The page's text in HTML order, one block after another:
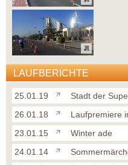
LAUFBERICHTE
25.01.19
Stadt der
26.01.18
Laufpremiere
23.01.15
Winter ade
24.01.14